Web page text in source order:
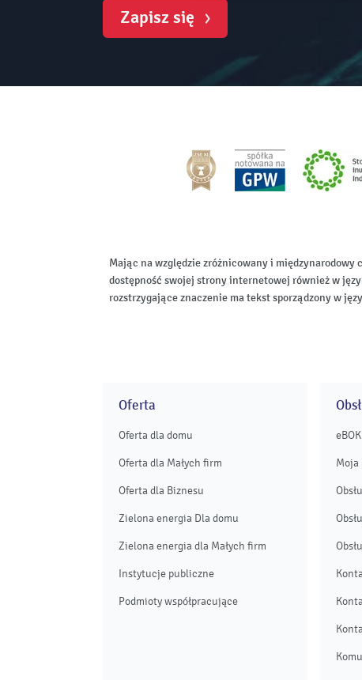
Zapisz się
Mając na względzie zróżnicowany i międzynarodowy
dostępność swojej strony internetowej również w
rozstrzygające znaczenie ma tekst sporządzony w
Oferta
Oferta dla domu
Oferta dla Małych firm
Oferta dla Biznesu
Zielona energia Dla domu
Zielona energia dla Małych firm
Instytucje publiczne
Podmioty współpracujące
eBOK
Moja